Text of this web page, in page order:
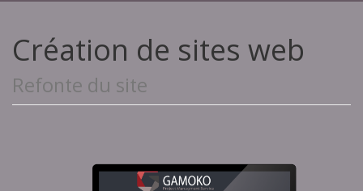
Création de sites web
Refonte du site